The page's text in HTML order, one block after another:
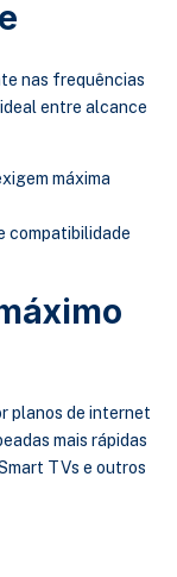
nas frequências
entre alcance
máxima
compatibilidade
planos de internet
mais rápidas
TVs e outros